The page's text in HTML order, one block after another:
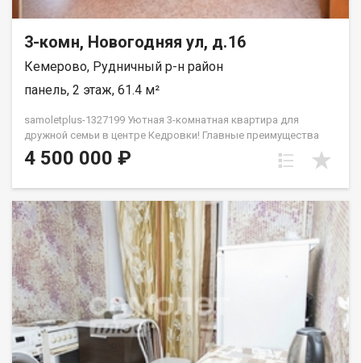
3-комн, Новогодняя ул, д.16
Кемерово, Рудничный р-н район
панель, 2 этаж, 61.4 м²
samoletplus-1327199 Уютная 3-комнатная квартира для
дружной семьи в центре Кедровки! Главные преимущества
квартиры: Отличная планировка: общая площадь — 61,4 кв.м.
Все комнаты изолированы, окна выходят на две стороны
высоко подниматься, удобно для детей и пожилых людей.
Состояние «заезжай и живи»: квартира в хорошем жилом
состоянии. Установлены современные радиаторы отопления
с регулировкой температуры, качественные стеклопакеты,
установлен кондиционер, санузел раздельный, просторная
прихожая. Покупателям остаются кухонная плита, 2
холодильника, стиральная машина и мебель.Дом панельный,
очень теплый, расположен в тихом и зеленом дворе. Чистый
подъезд, доброжелательные и спокойные соседи. Вся
инфраструктура в 2-5 минутах ходьбы:Школы и детские сады
4 500 000 ₽